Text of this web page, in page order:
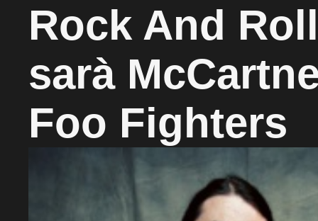
Rock And
sarà
Foo Fighters